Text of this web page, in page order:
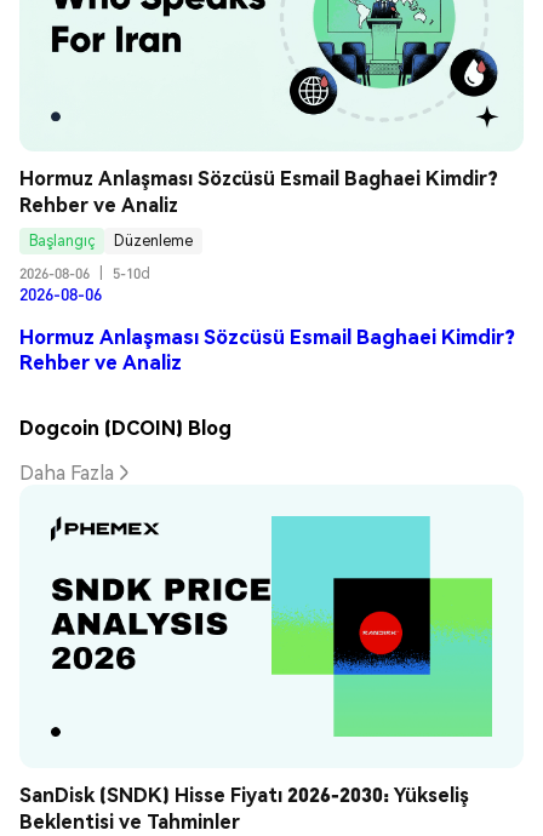
Hormuz Anlaşması Sözcüsü Esmail Baghaei Kimdir?
Rehber ve Analiz
Başlangıç
Düzenleme
2026-08-06
5-10d
2026-08-06
Hormuz Anlaşması Sözcüsü Esmail Baghaei Kimdir?
Rehber ve Analiz
Dogcoin (DCOIN) Blog
Daha Fazla
SanDisk (SNDK) Hisse Fiyatı 2026-2030: Yükseliş
Beklentisi ve Tahminler